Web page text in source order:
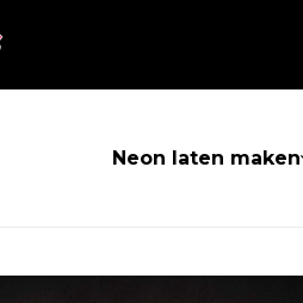
Neon laten maken